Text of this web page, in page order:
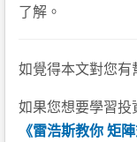
了解。
如覺得本文對您有
如果您想要學習
《雷浩斯教你 矩